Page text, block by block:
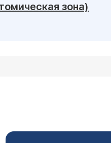
зона)